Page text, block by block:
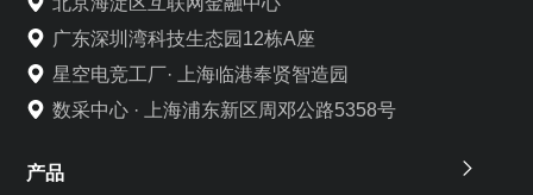
广东深圳湾科技生态园12栋A座
星空电竞工厂· 上海临港奉贤智造园
数采中心 · 上海浦东新区周邓公路5358号
产品